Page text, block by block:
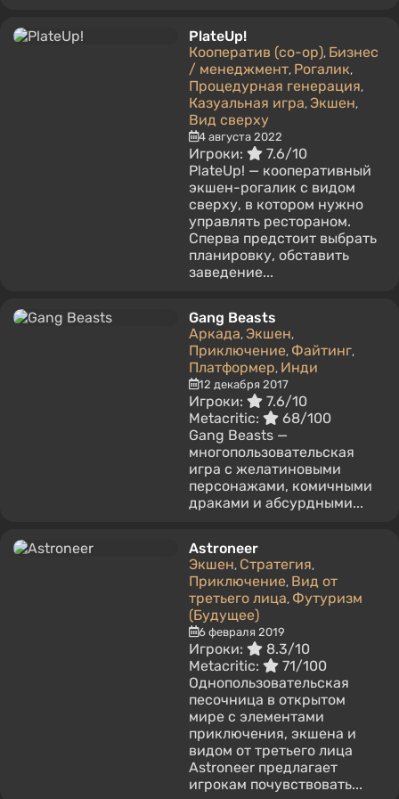
PlateUp!
Кооператив (co-op), Бизнес
/ менеджмент, Рогалик,
Процедурная генерация,
Казуальная игра, Экшен,
Вид сверху
4 августа 2022
Игроки:
7.6/10
PlateUp! — кооперативный
экшен-рогалик с видом
сверху, в котором нужно
управлять рестораном.
Сперва предстоит выбрать
планировку, обставить
заведение...
Gang Beasts
Аркада, Экшен,
Приключение, Файтинг,
Платформер, Инди
12 декабря 2017
Игроки:
7.6/10
Metacritic:
68/100
Gang Beasts —
многопользовательская
игра с желатиновыми
персонажами, комичными
драками и абсурдными...
Astroneer
Экшен, Стратегия,
Приключение, Вид от
третьего лица, Футуризм
(Будущее)
6 февраля 2019
Игроки:
8.3/10
Metacritic:
71/100
Однопользовательская
песочница в открытом
мире с элементами
приключения, экшена и
видом от третьего лица
Astroneer предлагает
игрокам почувствовать...